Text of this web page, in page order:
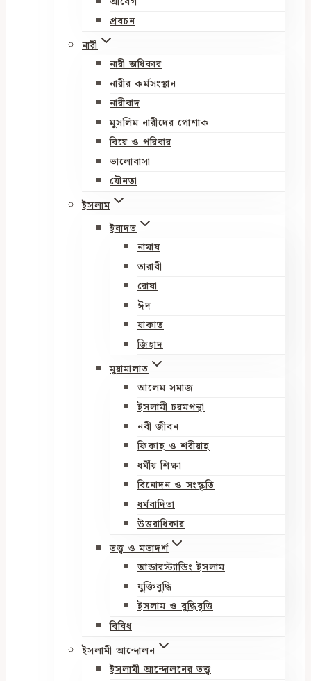
প্রবচন
নারী
নারী অধিকার
নারীর কর্মসংস্থান
নারীবাদ
মুসলিম নারীদের পোশাক
বিয়ে ও পরিবার
ভালোবাসা
যৌনতা
ইসলাম
ইবাদত
নামায
তারাবী
রোযা
ঈদ
যাকাত
জিহাদ
মুয়ামালাত
আলেম সমাজ
ইসলামী চরমপন্থা
নবী জীবন
ফিকাহ ও শরীয়াহ
ধর্মীয় শিক্ষা
বিনোদন ও সংস্কৃতি
ধর্মবাদিতা
উত্তরাধিকার
তত্ত্ব ও মতাদর্শ
আন্ডারস্ট্যান্ডিং ইসলাম
যুক্তিবুদ্ধি
ইসলাম ও বুদ্ধিবৃত্তি
বিবিধ
ইসলামী আন্দোলন
ইসলামী আন্দোলনের তত্ত্ব